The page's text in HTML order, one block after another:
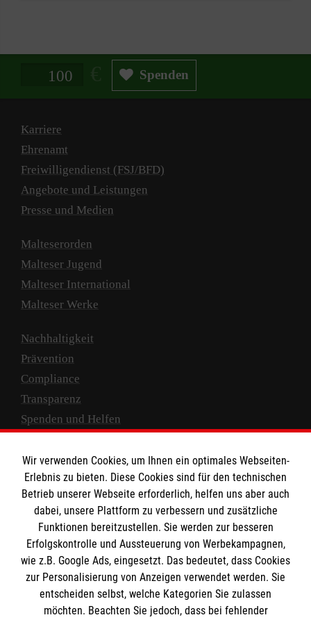
Spendenbetrag in Euro Spenden
Karriere
Ehrenamt
Freiwilligendienst (FSJ/BFD)
Angebote und Leistungen
Presse und Medien
Malteserorden
Malteser Jugend
Malteser International
Malteser Werke
Nachhaltigkeit
Prävention
Compliance
Transparenz
Spenden und Helfen
Empfänger: Malteser Hilfsdienst e.V.
IBAN: DE10 3706 0120 1201 2000 12
BIC: GENODED 1PA7
Wir verwenden Cookies, um Ihnen ein optimales Webseiten-
Erlebnis zu bieten. Diese Cookies sind für den technischen
Betrieb unserer Webseite erforderlich, helfen uns aber auch
dabei, unsere Plattform zu verbessern und zusätzliche
Funktionen bereitzustellen. Sie werden zur besseren
Erfolgskontrolle und Aussteuerung von Werbekampagnen,
wie z.B. Google Ads, eingesetzt. Das bedeutet, dass Cookies
zur Personalisierung von Anzeigen verwendet werden. Sie
entscheiden selbst, welche Kategorien Sie zulassen
möchten. Beachten Sie jedoch, dass bei fehlender